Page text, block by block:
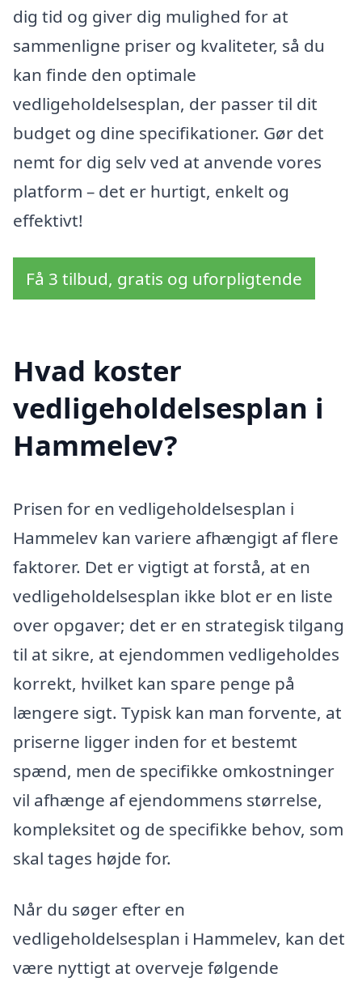
dig tid og giver dig mulighed for at
sammenligne priser og kvaliteter, så du
kan finde den optimale
vedligeholdelsesplan, der passer til dit
budget og dine specifikationer. Gør det
nemt for dig selv ved at anvende vores
platform – det er hurtigt, enkelt og
effektivt!
Få 3 tilbud, gratis og uforpligtende
Hvad koster
vedligeholdelsesplan i
Hammelev?
Prisen for en vedligeholdelsesplan i
Hammelev kan variere afhængigt af flere
faktorer. Det er vigtigt at forstå, at en
vedligeholdelsesplan ikke blot er en liste
over opgaver; det er en strategisk tilgang
til at sikre, at ejendommen vedligeholdes
korrekt, hvilket kan spare penge på
længere sigt. Typisk kan man forvente, at
priserne ligger inden for et bestemt
spænd, men de specifikke omkostninger
vil afhænge af ejendommens størrelse,
kompleksitet og de specifikke behov, som
skal tages højde for.
Når du søger efter en
vedligeholdelsesplan i Hammelev, kan det
være nyttigt at overveje følgende